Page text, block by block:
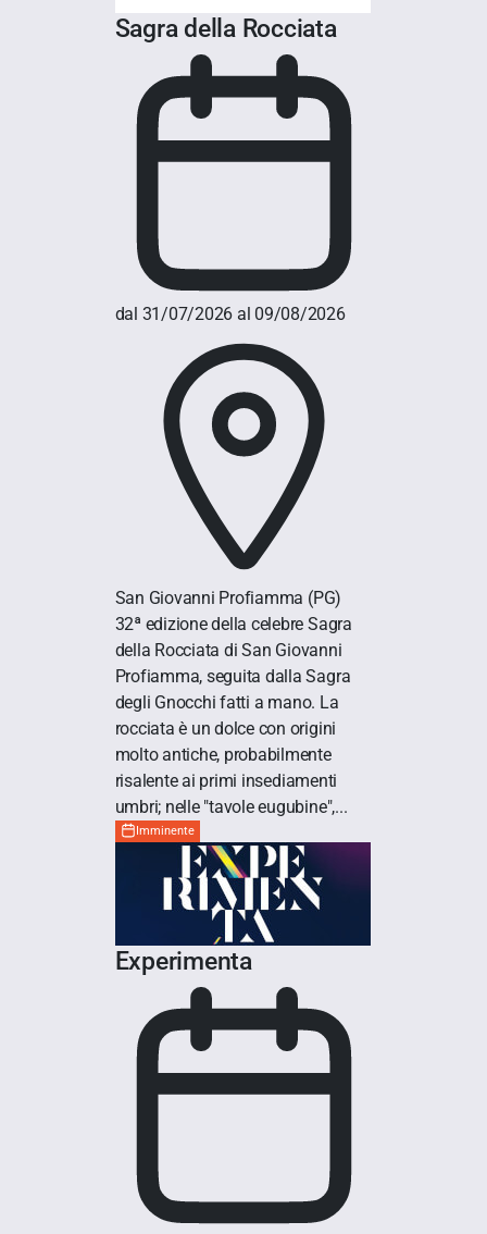
Sagra della Rocciata
dal 31/07/2026 al 09/08/2026
San Giovanni Profiamma (PG)
32ª edizione della celebre Sagra
della Rocciata di San Giovanni
Profiamma, seguita dalla Sagra
degli Gnocchi fatti a mano. La
rocciata è un dolce con origini
molto antiche, probabilmente
risalente ai primi insediamenti
umbri; nelle "tavole eugubine",...
Imminente
Experimenta